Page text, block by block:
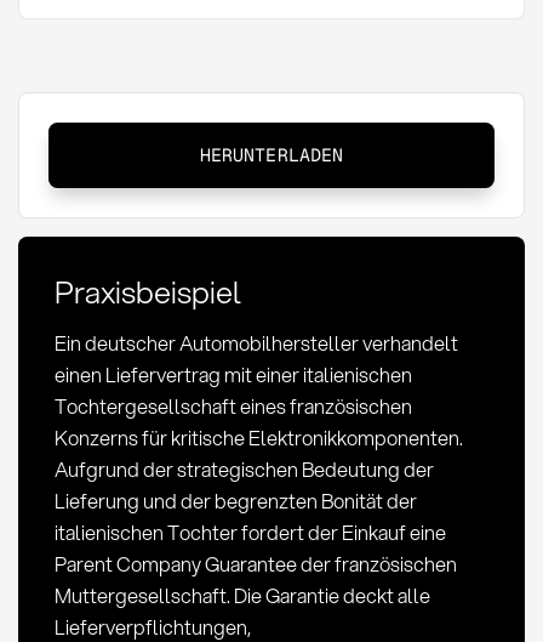
Company
Guarantee:
Definition
Anwendung
im
Einkauf
HERUNTERLADEN
Praxisbeispiel
Ein deutscher Automobilhersteller verhandelt
einen Liefervertrag mit einer italienischen
Tochtergesellschaft eines französischen
Konzerns für kritische Elektronikkomponenten.
Aufgrund der strategischen Bedeutung der
Lieferung und der begrenzten Bonität der
italienischen Tochter fordert der Einkauf eine
Parent Company Guarantee der französischen
Muttergesellschaft. Die Garantie deckt alle
Lieferverpflichtungen,